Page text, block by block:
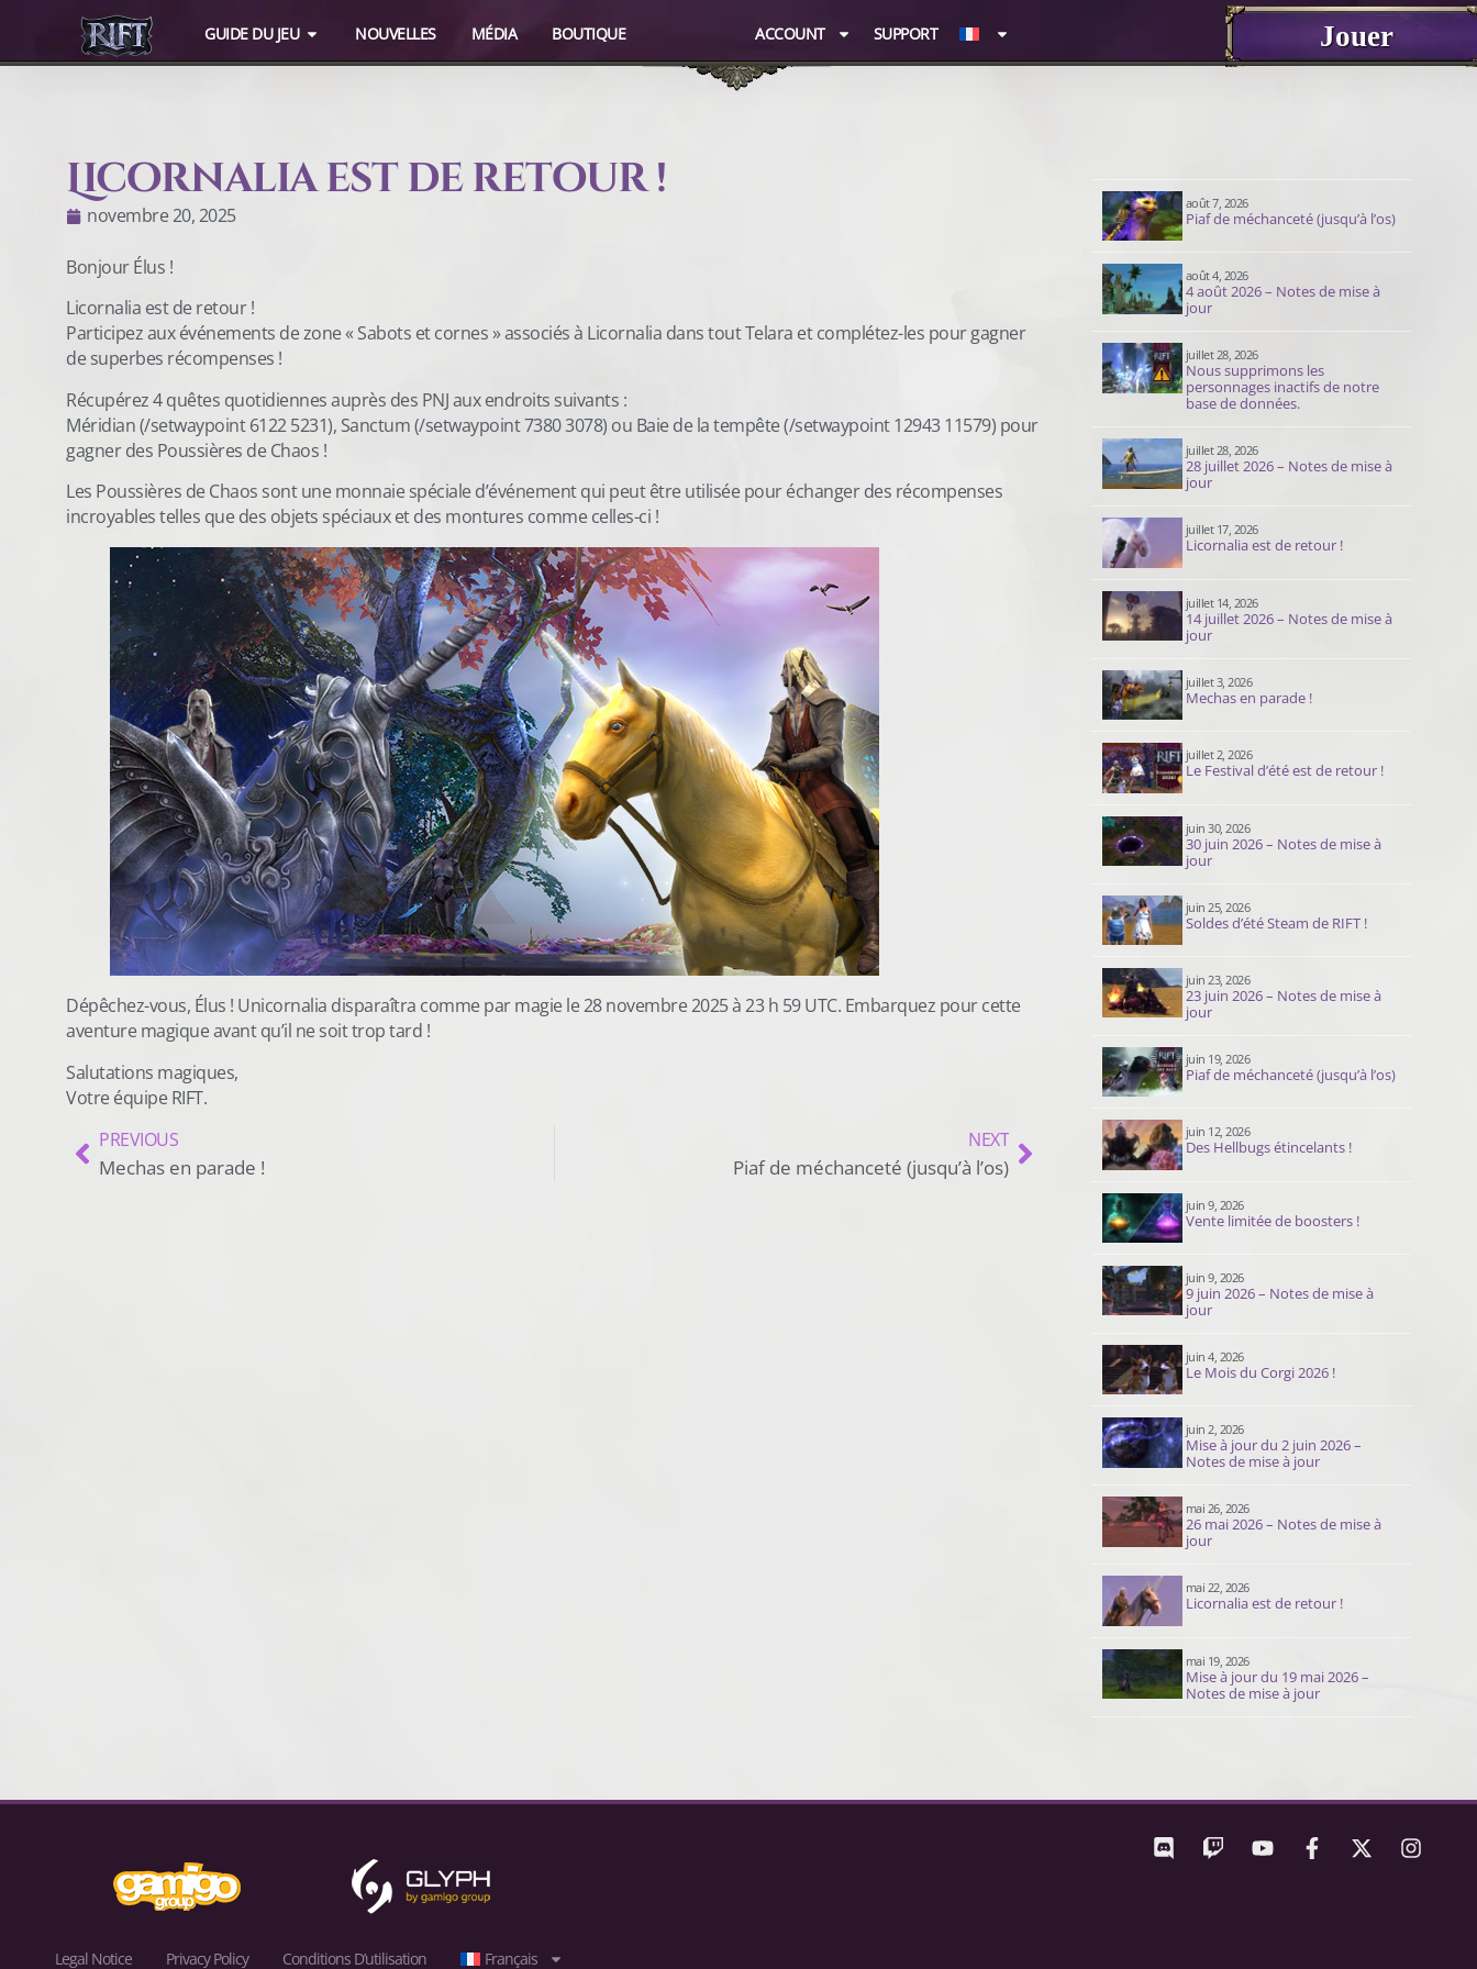
GUIDE DU JEU NOUVELLES MÉDIA BOUTIQUE ACCOUNT SUPPORT Jouer
Licornalia est de retour !
novembre 20, 2025
Bonjour Élus !
Licornalia est de retour !
Participez aux événements de zone « Sabots et cornes » associés à Licornalia dans tout Telara et complétez-les pour gagner
de superbes récompenses !
Récupérez 4 quêtes quotidiennes auprès des PNJ aux endroits suivants :
Méridian (/setwaypoint 6122 5231), Sanctum (/setwaypoint 7380 3078) ou Baie de la tempête (/setwaypoint 12943 11579) pour
gagner des Poussières de Chaos !
Les Poussières de Chaos sont une monnaie spéciale d’événement qui peut être utilisée pour échanger des récompenses
incroyables telles que des objets spéciaux et des montures comme celles-ci !
Dépêchez-vous, Élus ! Unicornalia disparaîtra comme par magie le 28 novembre 2025 à 23 h 59 UTC. Embarquez pour cette
aventure magique avant qu’il ne soit trop tard !
Salutations magiques,
Votre équipe RIFT.
PREVIOUS
Mechas en parade !
NEXT
Piaf de méchanceté (jusqu’à l’os)
août 7, 2026
Piaf de méchanceté (jusqu’à l’os)
août 4, 2026
4 août 2026 – Notes de mise à
jour
juillet 28, 2026
Nous supprimons les
personnages inactifs de notre
base de données.
juillet 28, 2026
28 juillet 2026 – Notes de mise à
jour
juillet 17, 2026
Licornalia est de retour !
juillet 14, 2026
14 juillet 2026 – Notes de mise à
jour
juillet 3, 2026
Mechas en parade !
juillet 2, 2026
Le Festival d’été est de retour !
juin 30, 2026
30 juin 2026 – Notes de mise à
jour
juin 25, 2026
Soldes d’été Steam de RIFT !
juin 23, 2026
23 juin 2026 – Notes de mise à
jour
juin 19, 2026
Piaf de méchanceté (jusqu’à l’os)
juin 12, 2026
Des Hellbugs étincelants !
juin 9, 2026
Vente limitée de boosters !
juin 9, 2026
9 juin 2026 – Notes de mise à
jour
juin 4, 2026
Le Mois du Corgi 2026 !
juin 2, 2026
Mise à jour du 2 juin 2026 –
Notes de mise à jour
mai 26, 2026
26 mai 2026 – Notes de mise à
jour
mai 22, 2026
Licornalia est de retour !
mai 19, 2026
Mise à jour du 19 mai 2026 –
Notes de mise à jour
Legal Notice Privacy Policy Conditions D’utilisation Français